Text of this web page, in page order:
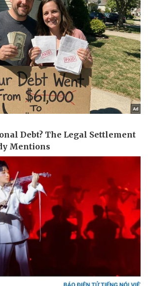
Công nghệ
Sành điệu
Tin Công nghệ
Trải nghiệm
Chuyển đổi số